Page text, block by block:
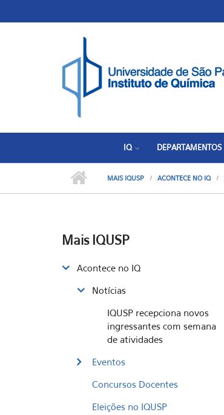
IQ DEPARTAMENTOS
MAIS IQUSP ACONTECE NO IQ
Mais IQUSP
Acontece no IQ
Notícias
IQUSP recepciona novos
ingressantes com semana
de atividades
Eventos
Concursos Docentes
Eleições no IQUSP